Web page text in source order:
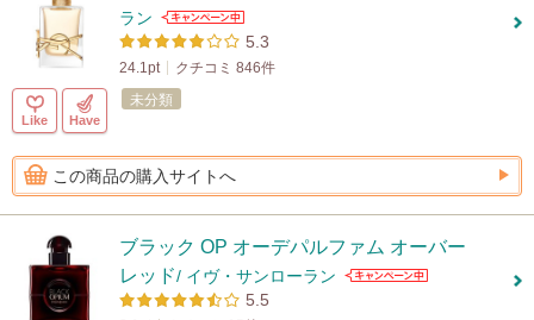
ラン
5.3
24.1pt クチコミ 846件
Like Have
未分類
この商品の購入サイトへ
ブラック OP オーデパルファム オーバー
レッド/ イヴ・サンローラン
5.5